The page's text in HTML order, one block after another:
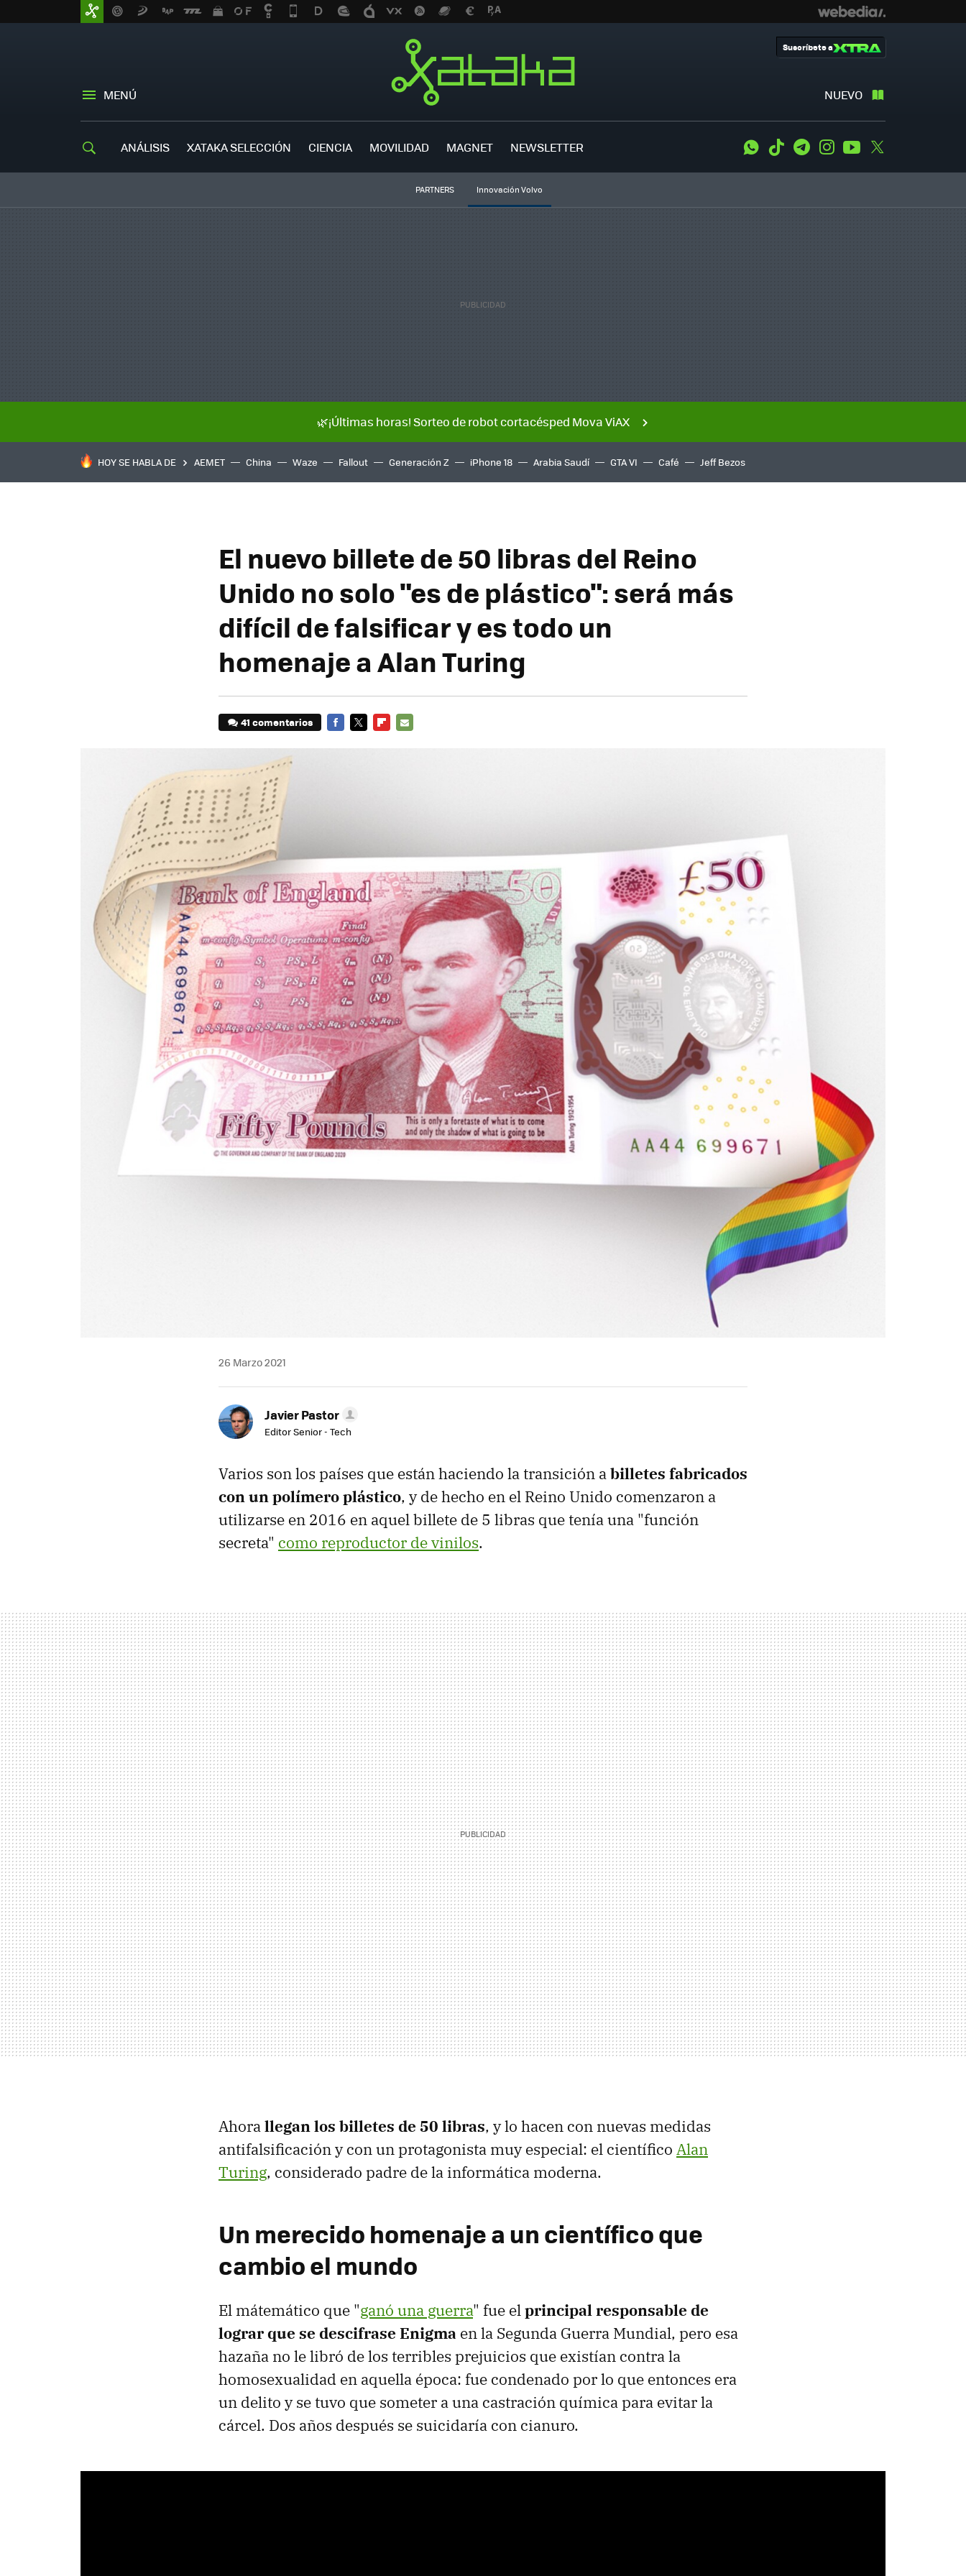
MENÚ NUEVO
Suscríbete a
ANÁLISIS XATAKA SELECCIÓN CIENCIA MOVILIDAD MAGNET NEWSLETTER WhatsApp
Tiktok TelegramInstagramYoutube
PARTNERS Innovación Volvo
🌿¡Últimas horas! Sorteo de robot cortacésped Mova ViAX
HOY SE HABLA DE AEMET China Waze Fallout Generación Z iPhone 18 Arabia Saudí GTA VI Café Jeff Bezos
El nuevo billete de 50 libras del Reino
Unido no solo "es de plástico": será más
difícil de falsificar y es todo un
homenaje a Alan Turing
41 comentarios
26 Marzo 2021
Javier Pastor
Editor Senior - Tech
Varios son los países que están haciendo la transición abilletes fabricados
con un polímero plástico, y de hecho en el Reino Unido comenzaron a
utilizarse en 2016 en aquel billete de 5 libras que tenía una "función
secreta" como reproductor de vinilos.
Ahorallegan los billetes de 50 libras, y lo hacen con nuevas medidas
antifalsificación y con un protagonista muy especial: el científico Alan
Turing, considerado padre de la informática moderna.
Un merecido homenaje a un científico que
cambio el mundo
El mátemático que "ganó una guerra" fue elprincipal responsable de
lograr que se descifrase Enigma en la Segunda Guerra Mundial, pero esa
hazaña no le libró de los terribles prejuicios que existían contra la
homosexualidad en aquella época: fue condenado por lo que entonces era
un delito y se tuvo que someter a una castración química para evitar la
cárcel. Dos años después se suicidaría con cianuro.